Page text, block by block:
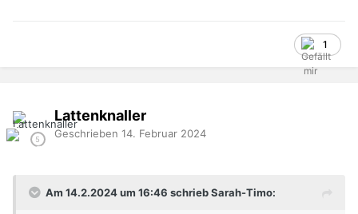
1
Lattenknaller
Geschrieben 14. Februar 2024
Am 14.2.2024 um 16:46 schrieb Sarah-Timo: